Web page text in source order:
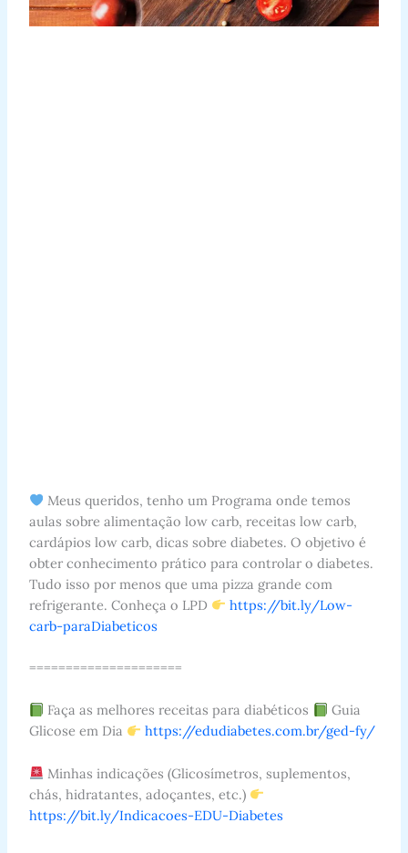
Meus queridos, tenho um Programa onde temos
aulas sobre alimentação low carb, receitas low carb,
cardápios low carb, dicas sobre diabetes. O objetivo é
obter conhecimento prático para controlar o diabetes.
Tudo isso por menos que uma pizza grande com
refrigerante. Conheça o LPD
https://bit.ly/Low-
carb-paraDiabeticos
=====================
Faça as melhores receitas para diabéticos
Guia
Glicose em Dia
https://edudiabetes.com.br/ged-fy/
Minhas indicações (Glicosímetros, suplementos,
chás, hidratantes, adoçantes, etc.)
https://bit.ly/Indicacoes-EDU-Diabetes